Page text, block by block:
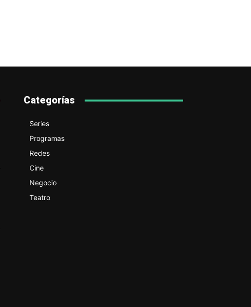
Categorías
Series
Programas
Redes
Cine
Negocio
Teatro